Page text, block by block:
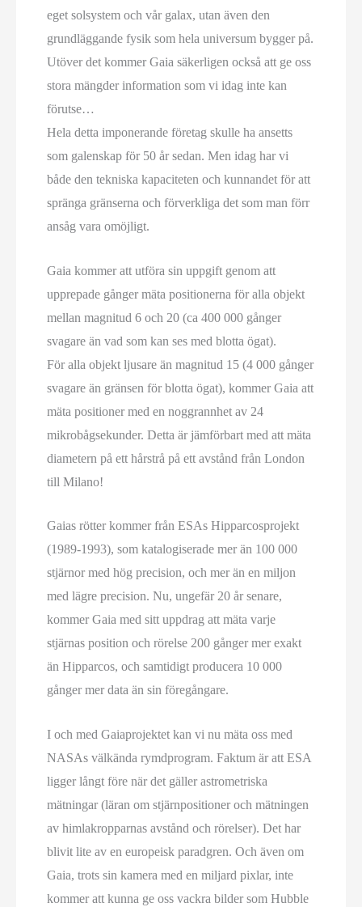
eget solsystem och vår galax, utan även den
grundläggande fysik som hela universum bygger på.
Utöver det kommer Gaia säkerligen också att ge oss
stora mängder information som vi idag inte kan
förutse…
Hela detta imponerande företag skulle ha ansetts
som galenskap för 50 år sedan. Men idag har vi
både den tekniska kapaciteten och kunnandet för att
spränga gränserna och förverkliga det som man förr
ansåg vara omöjligt.
Gaia kommer att utföra sin uppgift genom att
upprepade gånger mäta positionerna för alla objekt
mellan magnitud 6 och 20 (ca 400 000 gånger
svagare än vad som kan ses med blotta ögat).
För alla objekt ljusare än magnitud 15 (4 000 gånger
svagare än gränsen för blotta ögat), kommer Gaia att
mäta positioner med en noggrannhet av 24
mikrobågsekunder. Detta är jämförbart med att mäta
diametern på ett hårstrå på ett avstånd från London
till Milano!
Gaias rötter kommer från ESAs Hipparcosprojekt
(1989-1993), som katalogiserade mer än 100 000
stjärnor med hög precision, och mer än en miljon
med lägre precision. Nu, ungefär 20 år senare,
kommer Gaia med sitt uppdrag att mäta varje
stjärnas position och rörelse 200 gånger mer exakt
än Hipparcos, och samtidigt producera 10 000
gånger mer data än sin föregångare.
I och med Gaiaprojektet kan vi nu mäta oss med
NASAs välkända rymdprogram. Faktum är att ESA
ligger långt före när det gäller astrometriska
mätningar (läran om stjärnpositioner och mätningen
av himlakropparnas avstånd och rörelser). Det har
blivit lite av en europeisk paradgren. Och även om
Gaia, trots sin kamera med en miljard pixlar, inte
kommer att kunna ge oss vackra bilder som Hubble